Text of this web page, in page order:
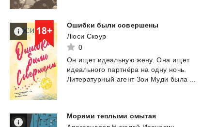
Ошибки были совершены
Люси Скоур
0
Он ищет идеальную жену. Она ищет
идеального партнёра на одну ночь.
Литературный агент Зои Муди была ...
Морями теплыми омытая